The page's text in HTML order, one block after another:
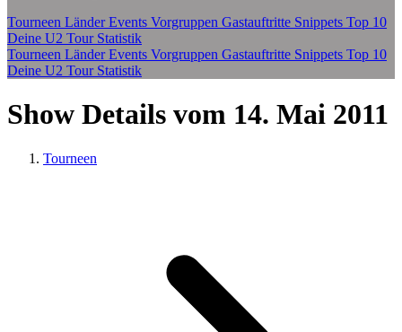
Tourneen LänderEvents Vorgruppen Gastauftritte Snippets Top 10
Deine U2 Tour Statistik
Tourneen LänderEvents Vorgruppen Gastauftritte Snippets Top 10
Deine U2 Tour Statistik
Show Details vom 14. Mai 2011
Tourneen